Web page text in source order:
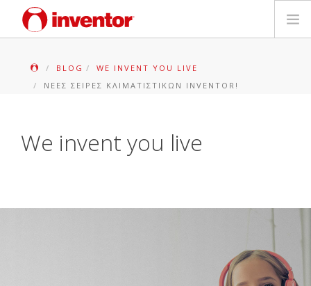
BLOG
WE INVENT YOU LIVE
ΝΈΕΣ ΣΕΙΡΈΣ ΚΛΙΜΑΤΙΣΤΙΚΏΝ INVENTOR!
We invent you live